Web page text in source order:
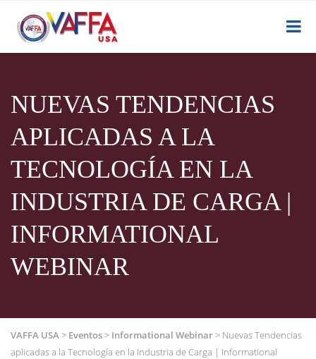
NUEVAS TENDENCIAS
APLICADAS A LA
TECNOLOGÍA EN LA
INDUSTRIA DE CARGA |
INFORMATIONAL
WEBINAR
VAFFA USA> Eventos> Informational Webinar> Nuevas Tendencias
aplicadas a la Tecnología en la Industria de Carga | Informational